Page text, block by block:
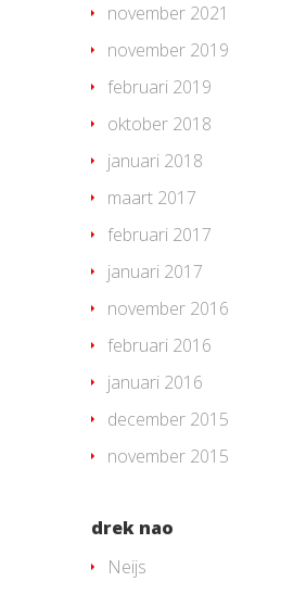
november 2021
november 2019
februari 2019
oktober 2018
januari 2018
maart 2017
februari 2017
januari 2017
november 2016
februari 2016
januari 2016
december 2015
november 2015
drek nao
Neijs